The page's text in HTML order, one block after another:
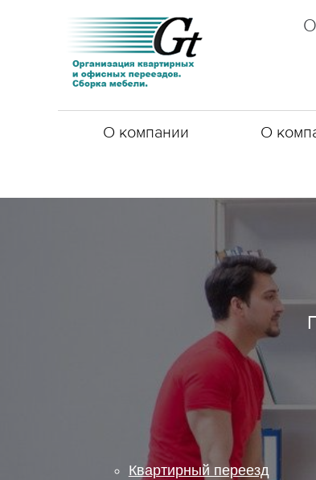
О компании О
Квартирный переезд